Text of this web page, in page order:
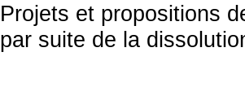
Projets et propositions
par suite de la